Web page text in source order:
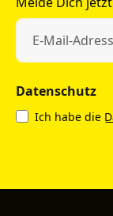
Datenschutz
Ich habe die